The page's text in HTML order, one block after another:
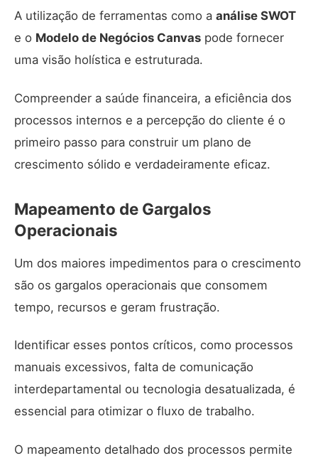
A utilização de ferramentas como a análise SWOT
e o Modelo de Negócios Canvas pode fornecer
uma visão holística e estruturada.
Compreender a saúde financeira, a eficiência dos
processos internos e a percepção do cliente é o
primeiro passo para construir um plano de
crescimento sólido e verdadeiramente eficaz.
Mapeamento de Gargalos
Operacionais
Um dos maiores impedimentos para o crescimento
são os gargalos operacionais que consomem
tempo, recursos e geram frustração.
Identificar esses pontos críticos, como processos
manuais excessivos, falta de comunicação
interdepartamental ou tecnologia desatualizada, é
essencial para otimizar o fluxo de trabalho.
O mapeamento detalhado dos processos permite